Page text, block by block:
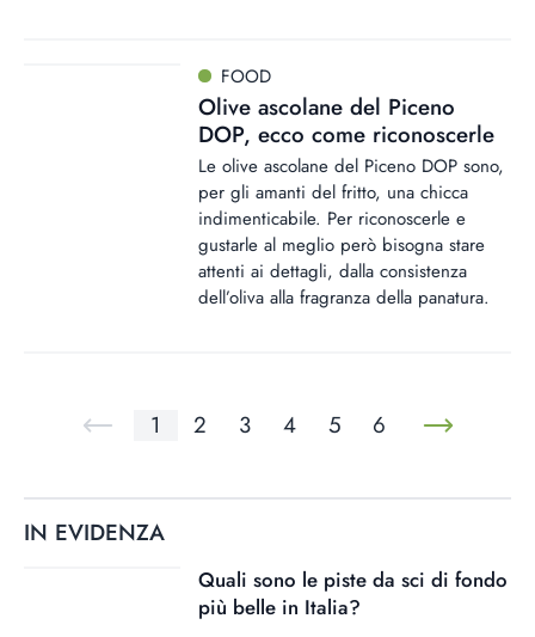
FOOD
Olive ascolane del Piceno
DOP, ecco come riconoscerle
Le olive ascolane del Piceno DOP sono,
per gli amanti del fritto, una chicca
indimenticabile. Per riconoscerle e
gustarle al meglio però bisogna stare
attenti ai dettagli, dalla consistenza
dell’oliva alla fragranza della panatura.
1 2 3 4 5 6
IN EVIDENZA
Quali sono le piste da sci di fondo
più belle in Italia?